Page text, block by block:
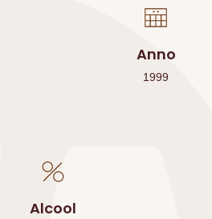
Anno
1999
Alcool